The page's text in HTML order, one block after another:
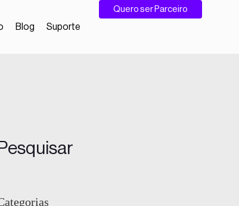
Blog Suporte
Quero ser Parceiro
Pesquisar